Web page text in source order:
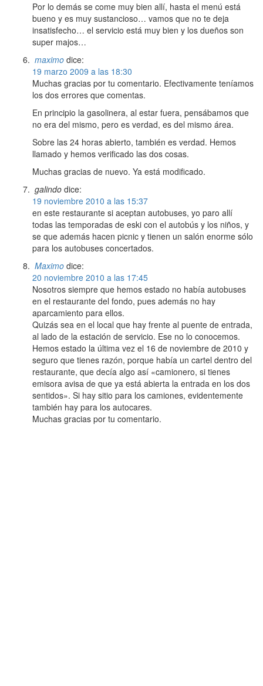
Por lo demás se come muy bien allí, hasta el menú está
bueno y es muy sustancioso… vamos que no te deja
insatisfecho… el servicio está muy bien y los dueños son
super majos…
maximo dice:
19 marzo 2009 a las 18:30
Muchas gracias por tu comentario. Efectivamente teníamos
los dos errores que comentas.
En principio la gasolinera, al estar fuera, pensábamos que
no era del mismo, pero es verdad, es del mismo área.
Sobre las 24 horas abierto, también es verdad. Hemos
llamado y hemos verificado las dos cosas.
Muchas gracias de nuevo. Ya está modificado.
galindo dice:
19 noviembre 2010 a las 15:37
en este restaurante si aceptan autobuses, yo paro allí
todas las temporadas de eski con el autobús y los niños, y
se que además hacen picnic y tienen un salón enorme sólo
para los autobuses concertados.
Maximo dice:
20 noviembre 2010 a las 17:45
Nosotros siempre que hemos estado no había autobuses
en el restaurante del fondo, pues además no hay
aparcamiento para ellos.
Quizás sea en el local que hay frente al puente de entrada,
al lado de la estación de servicio. Ese no lo conocemos.
Hemos estado la última vez el 16 de noviembre de 2010 y
seguro que tienes razón, porque había un cartel dentro del
restaurante, que decía algo así «camionero, si tienes
emisora avisa de que ya está abierta la entrada en los dos
sentidos». Si hay sitio para los camiones, evidentemente
también hay para los autocares.
Muchas gracias por tu comentario.